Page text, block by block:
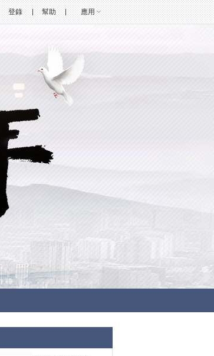
幫助 應用
登錄